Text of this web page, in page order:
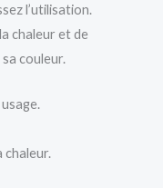
l’utilisation.
chaleur et de
couleur.
chaleur.